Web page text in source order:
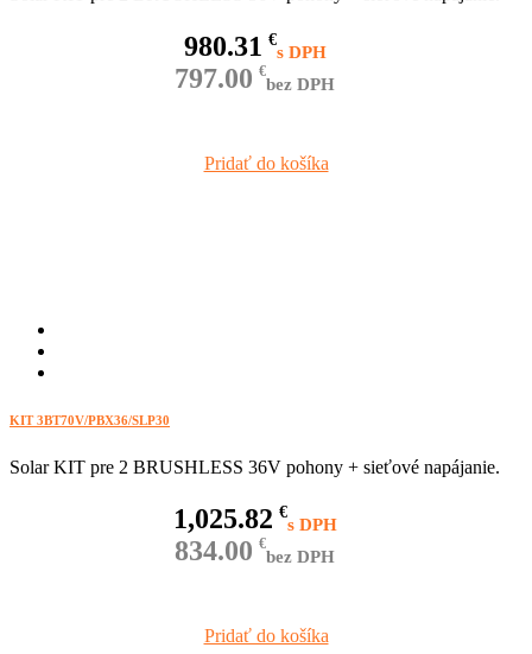
€
980.31
€
797.00 bez DPH
Pridať do košíka
KIT 3BT70V/PBX36/SLP30
Solar KIT pre 2 BRUSHLESS 36V pohony + sieťové napájanie.
€
1,025.82
€
834.00 bez DPH
Pridať do košíka